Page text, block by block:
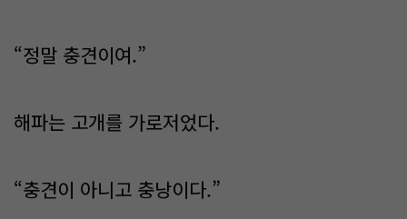
“정말 충견이여.”
해파는 고개를 가로저었다.
“충견이 아니고 충낭이다.”